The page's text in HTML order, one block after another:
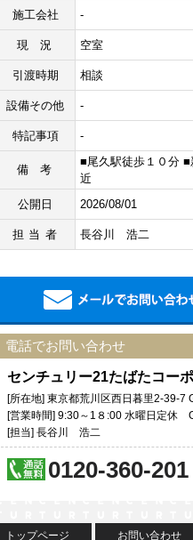
施工会社 -
現況 空室
引渡時期 相談
設備その他 -
特記事項 -
備考
■尾久駅徒歩１０分
近
公開日
2026/08/01
担当者 長谷川 浩二
電話でお問い合わせ
センチュリー21たばたコー
[所在地] 東京都荒川区西日暮里2-39-7
[営業時間] 9:30～1８:00 水曜日定休
[担当] 長谷川 浩二
0120-360-201
トップページ お問い合わせ